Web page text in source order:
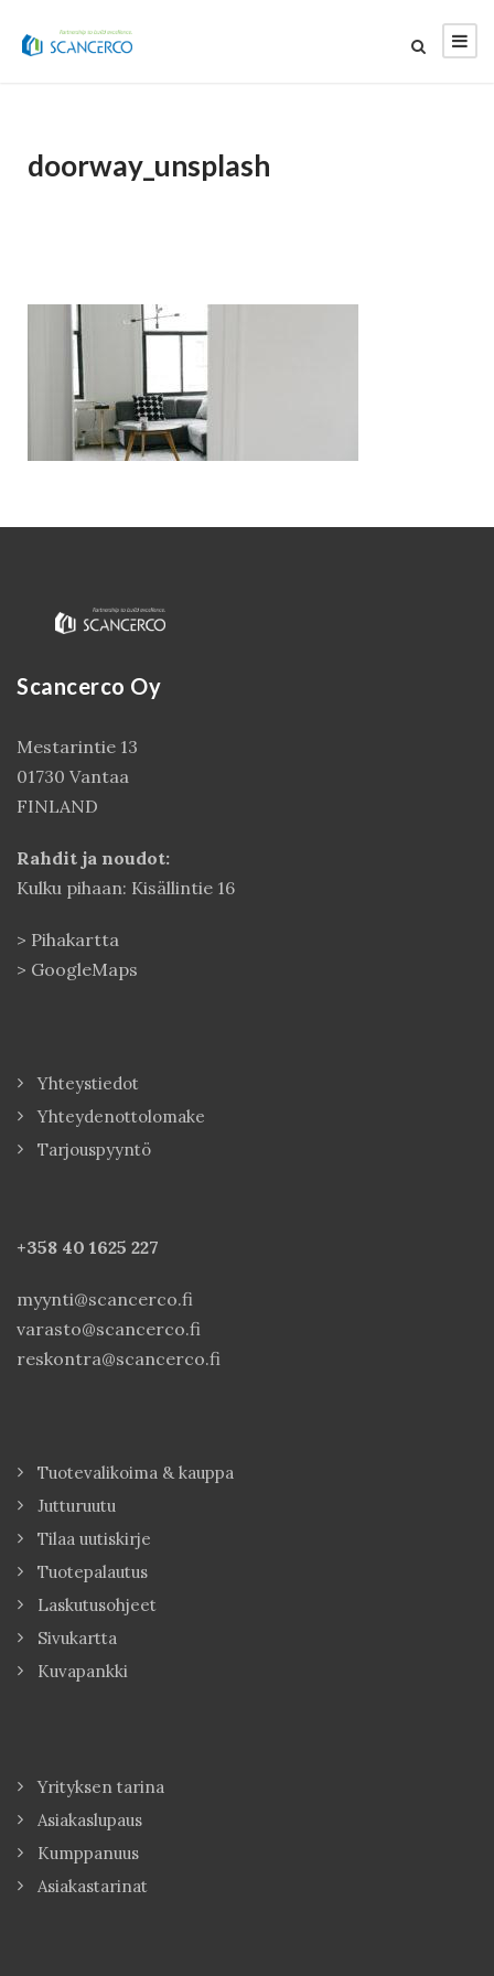
doorway_unsplash
Scancerco Oy
Mestarintie 13
01730 Vantaa
FINLAND
Rahdit ja noudot:
Kulku pihaan: Kisällintie 16
> Pihakartta
> GoogleMaps
Yhteystiedot
Yhteydenottolomake
Tarjouspyyntö
+358 40 1625 227
myynti@scancerco.fi
varasto@scancerco.fi
reskontra@scancerco.fi
Tuotevalikoima & kauppa
Jutturuutu
Tilaa uutiskirje
Tuotepalautus
Laskutusohjeet
Sivukartta
Kuvapankki
Yrityksen tarina
Asiakaslupaus
Kumppanuus
Asiakastarinat